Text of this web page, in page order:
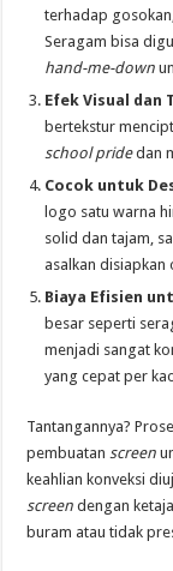
terhadap
Seragam bisa
hand-me-down
Efek Visual dan
bertekstur
school pridedan
Cocok untuk
logo satu warna
solid dan tajam,
asalkan
Biaya Efisien
besar seperti
menjadi sangat
yang cepat per
Tantangannya?
pembuatan screen
keahlian konveksi
screen dengan
buram atau tidak